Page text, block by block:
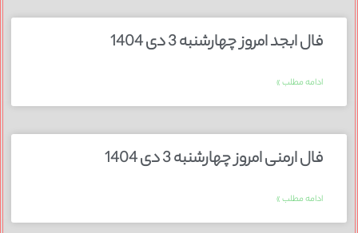
فال ابجد امروز چهارشنبه 3 دی 1404
ادامه مطلب »
فال ارمنی امروز چهارشنبه 3 دی 1404
ادامه مطلب »